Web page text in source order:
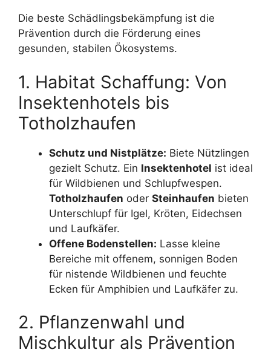
Die beste Schädlingsbekämpfung ist die
Prävention durch die Förderung eines
gesunden, stabilen Ökosystems.
1. Habitat Schaffung: Von
Insektenhotels bis
Totholzhaufen
Schutz und Nistplätze: Biete Nützlingen
gezielt Schutz. Ein Insektenhotel ist ideal
für Wildbienen und Schlupfwespen.
Totholzhaufen oder Steinhaufen bieten
Unterschlupf für Igel, Kröten, Eidechsen
und Laufkäfer.
Offene Bodenstellen: Lasse kleine
Bereiche mit offenem, sonnigen Boden
für nistende Wildbienen und feuchte
Ecken für Amphibien und Laufkäfer zu.
2. Pflanzenwahl und
Mischkultur als Prävention